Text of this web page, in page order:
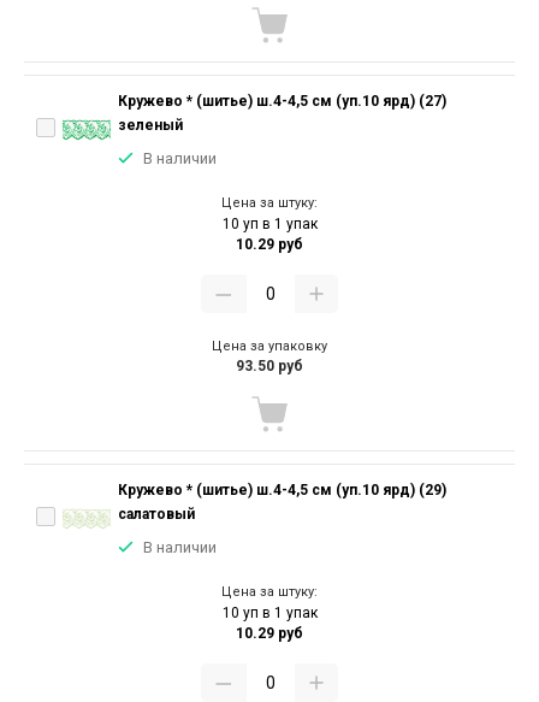
Кружево * (шитье) ш.4-4,5 см (уп.10 ярд) (27)
зеленый
В наличии
Цена за штуку:
10 уп в 1 упак
10.29 руб
Цена за упаковку
93.50 руб
Кружево * (шитье) ш.4-4,5 см (уп.10 ярд) (29)
салатовый
В наличии
Цена за штуку:
10 уп в 1 упак
10.29 руб